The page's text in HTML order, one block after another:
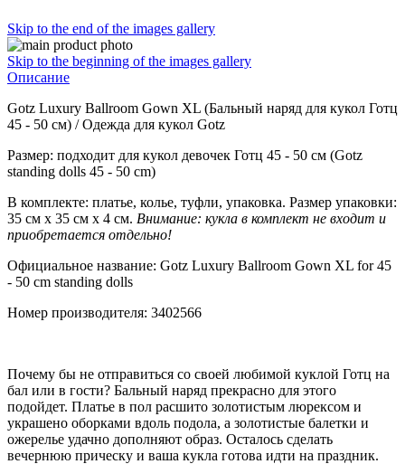
Skip to the end of the images gallery
Skip to the beginning of the images gallery
Описание
Gotz Luxury Ballroom Gown XL (Бальный наряд для кукол Готц
45 - 50 см) / Одежда для кукол Gotz
Размер: подходит для кукол девочек Готц 45 - 50 см (Gotz
standing dolls 45 - 50 сm)
В комплекте: платье, колье, туфли, упаковка. Размер упаковки:
35 cм х 35 см х 4 cм. Внимание: кукла в комплект не входит и
приобретается отдельно!
Официальное название: Gotz Luxury Ballroom Gown XL for 45
- 50 cm standing dolls
Номер производителя: 3402566
Почему бы не отправиться со своей любимой куклой Готц на
бал или в гости? Бальный наряд прекрасно для этого
подойдет. Платье в пол расшито золотистым люрексом и
украшено оборками вдоль подола, а золотистые балетки и
ожерелье удачно дополняют образ. Осталось сделать
вечернюю прическу и ваша кукла готова идти на праздник.